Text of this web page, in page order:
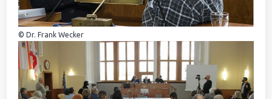
© Dr. Frank Wecker